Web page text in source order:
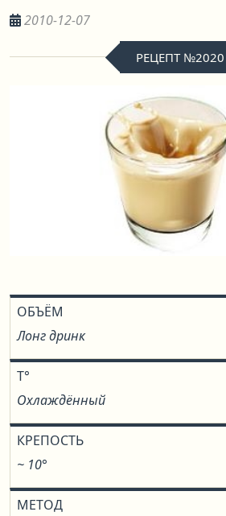
2010-12-07
РЕЦЕПТ №2020
ОБЪЁМ
Лонг дринк
T°
Охлаждённый
КРЕПОСТЬ
~ 10°
МЕТОД